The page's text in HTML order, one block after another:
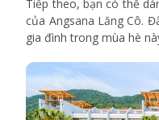
Tiếp theo, bạn có thể
của Angsana Lăng Cô.
gia đình trong mùa hè